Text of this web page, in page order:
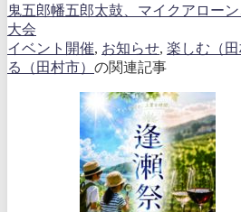
鬼五郎幡五郎太鼓、マイクアローン
大会
イベント開催, お知らせ, 楽しむ（田
る（田村市） の関連記事